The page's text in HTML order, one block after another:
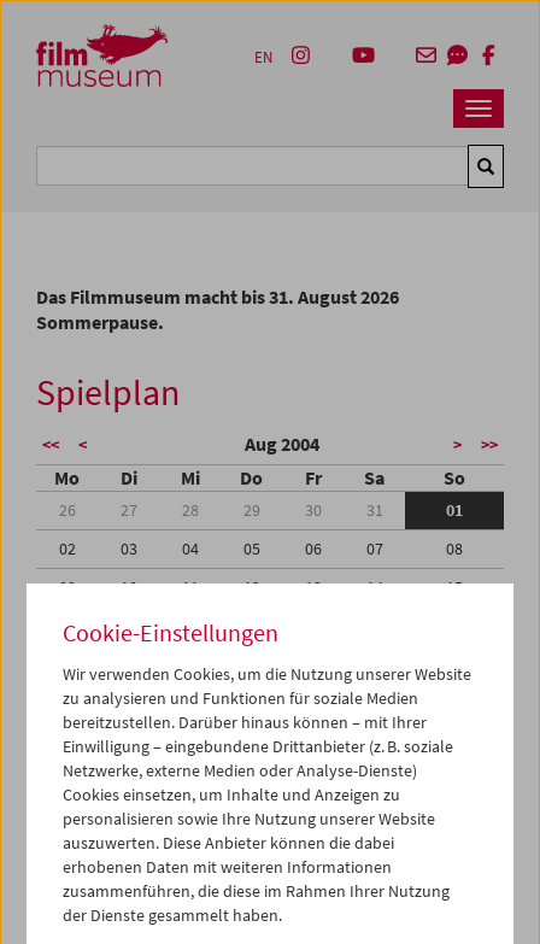
Zum Inhalt
Zum Hauptmenü
Zur Servicenavigation
Zum Suche
Navbar
EN
Das Filmmuseum macht bis 31. August 2026
Sommerpause.
Spielplan
<< < Aug 2004 > >>
Mo Di Mi Do Fr Sa So
26 27 28 29 30 31
01
02
03 04 05 06 07
08
09
10 11 12 13 14
15
16
17 18 19
23
25 27
29
30
31 01 02 03 04
iCalender
Programmheft-PDF
English language or subtitles
< Vorherige Woche
Cookie-Einstellungen
Wir verwenden Cookies, um die Nutzung unserer Website
zu analysieren und Funktionen für soziale Medien
bereitzustellen. Darüber hinaus können – mit Ihrer
Einwilligung – eingebundene Drittanbieter (z. B. soziale
Netzwerke, externe Medien oder Analyse-Dienste)
Cookies einsetzen, um Inhalte und Anzeigen zu
personalisieren sowie Ihre Nutzung unserer Website
auszuwerten. Diese Anbieter können die dabei
erhobenen Daten mit weiteren Informationen
zusammenführen, die diese im Rahmen Ihrer Nutzung
der Dienste gesammelt haben.